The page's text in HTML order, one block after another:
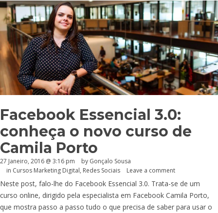
Facebook Essencial 3.0:
conheça o novo curso de
Camila Porto
27 Janeiro, 2016 @ 3:16 pm by Gonçalo Sousa
in Cursos Marketing Digital, Redes Sociais Leave a comment
Neste post, falo-lhe do Facebook Essencial 3.0. Trata-se de um
curso online, dirigido pela especialista em Facebook Camila Porto,
que mostra passo a passo tudo o que precisa de saber para usar o